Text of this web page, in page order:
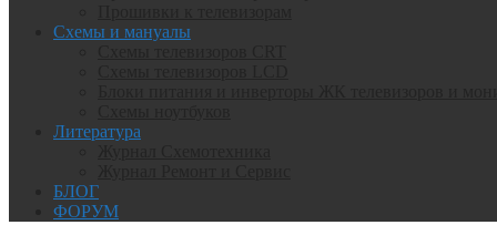
Схемы и мануалы
Литература
БЛОГ
ФОРУМ